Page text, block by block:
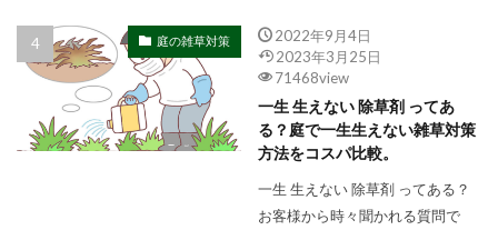
庭の雑草対策
2022年9月4日
2023年3月25日
71468view
一生 生えない 除草剤 ってあ
る？庭で一生生えない雑草対策
方法をコスパ比較。
一生 生えない 除草剤 ってある？
お客様から時々聞かれる質問で